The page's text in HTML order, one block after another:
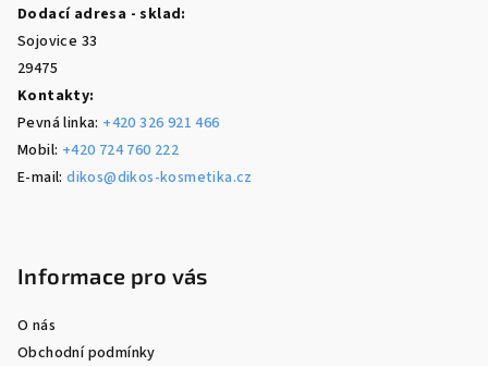
Dodací adresa - sklad:
Sojovice 33
29475
Kontakty:
Pevná linka: +420 326 921 466
Mobil: +420 724 760 222
E-mail:dikos@dikos-kosmetika.cz
Informace pro vás
O nás
Obchodní podmínky